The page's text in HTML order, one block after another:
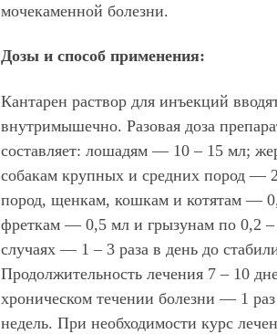
мочекаменной болезни.
Дозы и способ применения:
Кантарен раствор для инъекций
внутримышечно. Разовая доза
составляет: лошадям — 10 – 15 мл;
собакам крупных и средних пород —
пород, щенкам, кошкам и котятам —
фреткам — 0,5 мл и грызунам по 0,2
случаях — 1 – 3 раза в день до
Продолжительность лечения 7 – 10
хроническом течении болезни — 1
недель. При необходимости курс